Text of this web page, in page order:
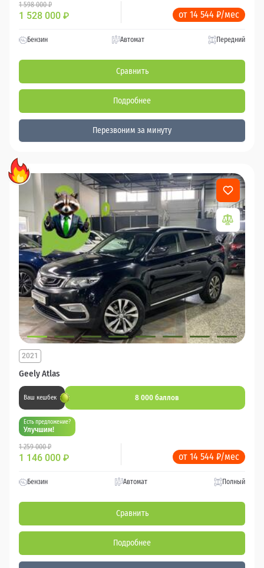
1 598 000 ₽
1 528 000 ₽ от 14 544 ₽/мес
Бензин Автомат Передний
Сравнить
Подробнее
Перезвоним за минуту
Geely Atlas
2021
Ваш кешбек 8 000 баллов
Есть предложение?
Улучшим!
1 259 000 ₽
1 146 000 ₽ от 14 544 ₽/мес
Бензин Автомат Полный
Сравнить
Подробнее